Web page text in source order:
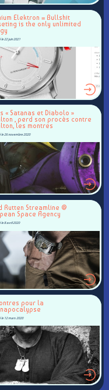
Elektron = Bullshit
is the only unlimited
le 22 juin 2021
« Satanas et Diabolo »
, perd son procès contre
les montres
le 26 novembre 2020
Rutten Streamline @
Space Agency
le 8 avril 2020
pour la
le 12 mars 2020